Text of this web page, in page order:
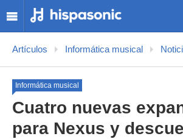
Artículos Informática musical
Informática musical
Cuatro nuevas
para Nexus y